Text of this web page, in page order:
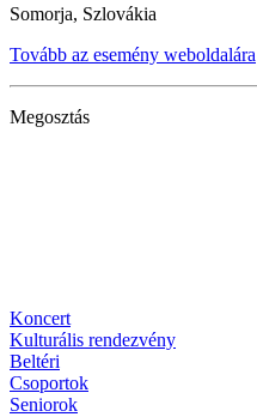
Somorja, Szlovákia
Tovább az esemény weboldalára
Megosztás
Koncert
Kulturális rendezvény
Beltéri
Csoportok
Seniorok